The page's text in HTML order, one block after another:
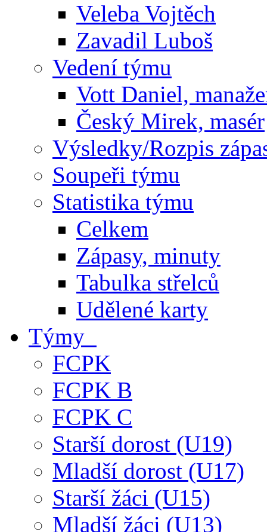
Veleba Vojtěch
Zavadil Luboš
Vedení týmu
Vott Daniel,
Český Mirek, masér
Výsledky/Rozpis
Soupeři týmu
Statistika týmu
Celkem
Zápasy, minuty
Tabulka střelců
Udělené karty
Týmy
FCPK
FCPK B
FCPK C
Starší dorost (U19)
Mladší dorost (U17)
Starší žáci (U15)
Mladší žáci (U13)